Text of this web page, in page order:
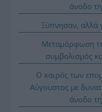
άνοδο
Ξύπνησαν, αλλά
Μεταμόρφωση
συμβολισμός
Ο καιρός των
Αύγουστος με
άνοδο